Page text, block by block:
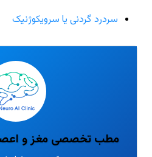
سردرد گردنی یا سرویکوژنیک
مطب تخصصی مغز و